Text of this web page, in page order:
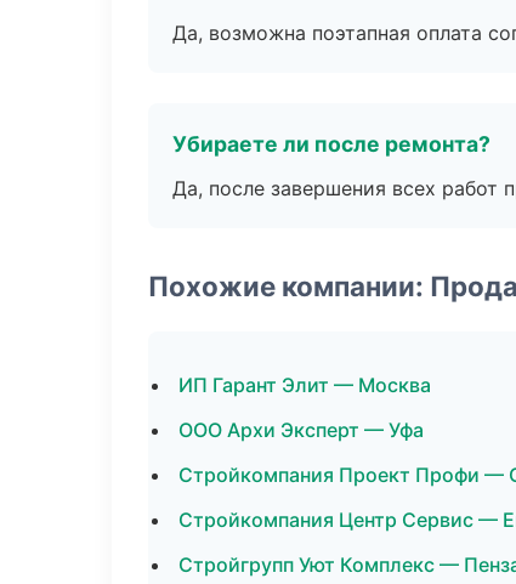
Да, возможна поэтапная оплата
Убираете ли после ремонта?
Да, после завершения всех работ
Похожие компании:
ИП Гарант Элит — Москва
ООО Архи Эксперт — Уфа
Стройкомпания Проект Профи —
Стройкомпания Центр Сервис —
Стройгрупп Уют Комплекс —